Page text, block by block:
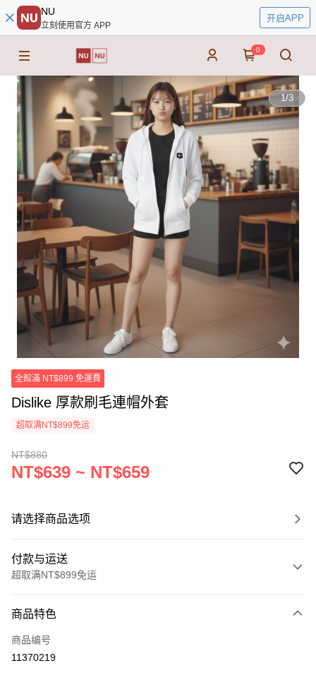
NU
立刻使用官方 APP
开启APP
0
1/3
全館滿 NT$899 免運費
Dislike 厚款刷毛連帽外套
超取满NT$899免运
NT$880
NT$639 ~ NT$659
请选择商品选项
付款与运送
超取满NT$899免运
信用卡一次付款
信用卡分期付款
商品特色
商品编号
11370219